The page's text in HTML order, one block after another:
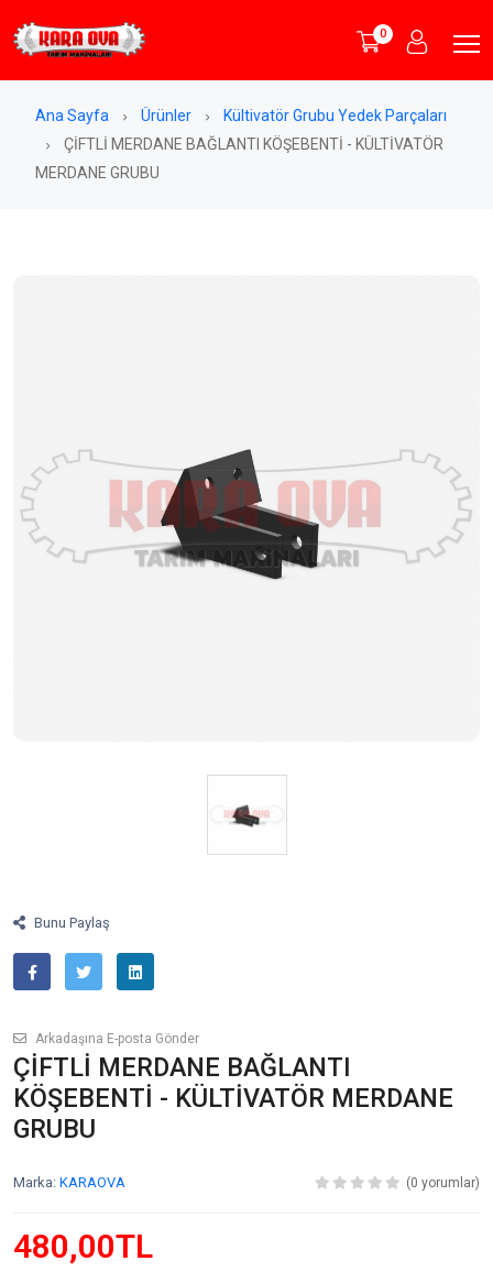
0
Ana Sayfa Ürünler
Kültivatör Grubu Yedek Parçaları
ÇİFTLİ MERDANE BAĞLANTI KÖŞEBENTİ - KÜLTİVATÖR
MERDANE GRUBU
Bunu Paylaş
Arkadaşına E-posta Gönder
ÇİFTLİ MERDANE BAĞLANTI
KÖŞEBENTİ - KÜLTİVATÖR MERDANE
GRUBU
Marka: KARAOVA (0 yorumlar)
480,00TL